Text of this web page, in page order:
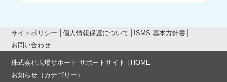
サイトポリシー 個人情報保護について
ISMS 基本方針書
お問い合わせ
株式会社現場サポート サポートサイト | HOME
お知らせ （カテゴリー）